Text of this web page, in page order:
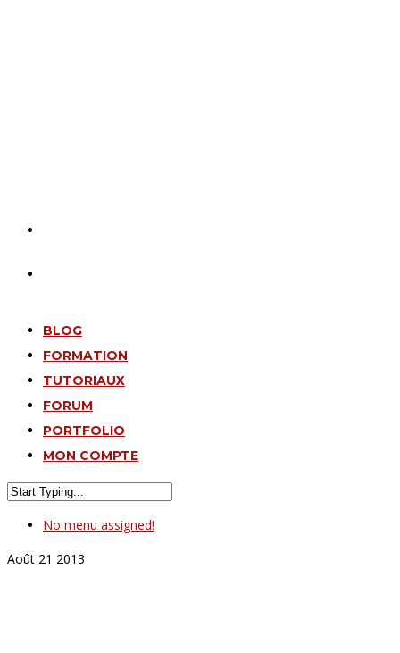
BLOG
FORMATION
TUTORIAUX
FORUM
PORTFOLIO
MON COMPTE
No menu assigned!
Août 21 2013